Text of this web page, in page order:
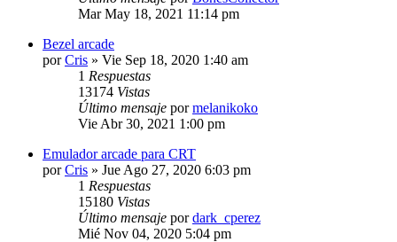
Mar May 18, 2021 11:14 pm
Bezel arcade
porCris » Vie Sep 18, 2020 1:40 am
1 Respuestas
13174 Vistas
Último mensaje pormelanikoko
Vie Abr 30, 2021 1:00 pm
Emulador arcade para CRT
porCris » Jue Ago 27, 2020 6:03 pm
1 Respuestas
15180 Vistas
Último mensaje pordark_cperez
Mié Nov 04, 2020 5:04 pm